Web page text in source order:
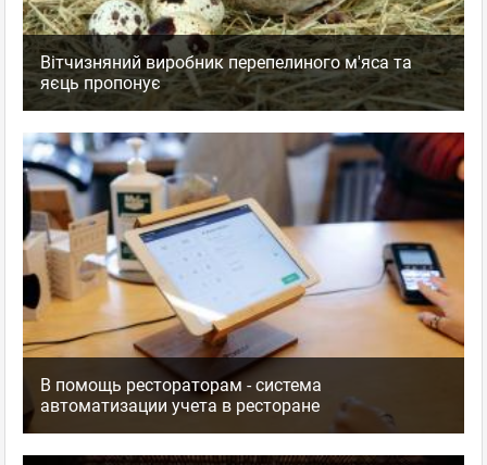
Вітчизняний виробник перепелиного м'яса та
яєць пропонує
В помощь рестораторам - система
автоматизации учета в ресторане